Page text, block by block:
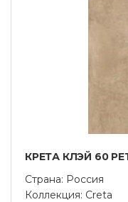
КРЕТА КЛЭЙ 60
Страна: Россия
Коллекция: Creta